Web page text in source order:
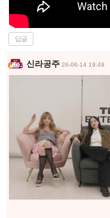
답글
신라공주 26-06-14 19:49